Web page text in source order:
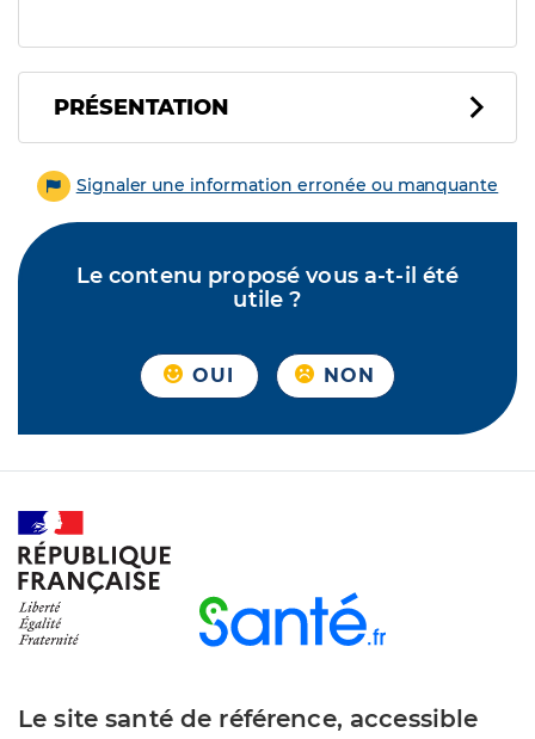
PRÉSENTATION
Signaler une information erronée ou manquante
Le contenu proposé vous a-t-il été
utile ?
OUI NON
Le site santé de référence, accessible